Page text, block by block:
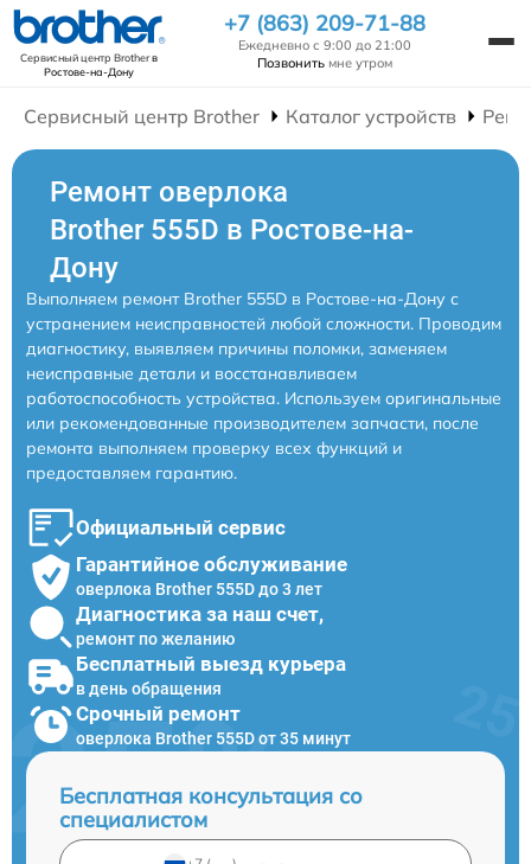
Сервисный центр Brotherв
Ростове-на-Дону
+7 (863) 209-71-88
Ежедневно с 9:00 до 21:00
Позвонить мне утром
Сервисный центр Brother Каталог устройств
Ремонт оверлока
Brother 555D в Ростове-на-
Дону
Выполняем ремонт Brother 555D в Ростове-на-Дону с
устранением неисправностей любой сложности. Проводим
диагностику, выявляем причины поломки, заменяем
неисправные детали и восстанавливаем
работоспособность устройства. Используем оригинальные
или рекомендованные производителем запчасти, после
ремонта выполняем проверку всех функций и
предоставляем гарантию.
Официальный сервис
Гарантийное обслуживание
оверлока Brother 555D до 3 лет
Диагностика за наш счет,
ремонт по желанию
Бесплатный выезд курьера
в день обращения
Срочный ремонт
оверлока Brother 555D от 35 минут
Бесплатная консультация со
специалистом